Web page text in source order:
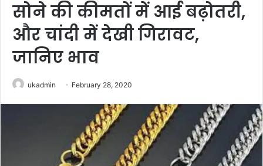
सोने की कीमतों में आई बढ़ोतरी,
और चांदी में देखी गिरावट,
जानिए भाव
ukadmin February 28, 2020